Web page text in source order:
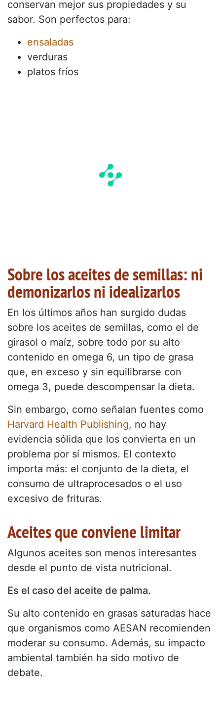
conservan mejor sus propiedades y su
sabor. Son perfectos para:
ensaladas
verduras
platos fríos
Sobre los aceites de semillas: ni
demonizarlos ni idealizarlos
En los últimos años han surgido dudas
sobre los aceites de semillas, como el de
girasol o maíz, sobre todo por su alto
contenido en omega 6, un tipo de grasa
que, en exceso y sin equilibrarse con
omega 3, puede descompensar la dieta.
Sin embargo, como señalan fuentes como
Harvard Health Publishing, no hay
evidencia sólida que los convierta en un
problema por sí mismos. El contexto
importa más: el conjunto de la dieta, el
consumo de ultraprocesados o el uso
excesivo de frituras.
Aceites que conviene limitar
Algunos aceites son menos interesantes
desde el punto de vista nutricional.
Es el caso del aceite de palma.
Su alto contenido en grasas saturadas hace
que organismos como AESAN recomienden
moderar su consumo. Además, su impacto
ambiental también ha sido motivo de
debate.